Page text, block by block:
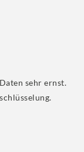
sehr ernst.